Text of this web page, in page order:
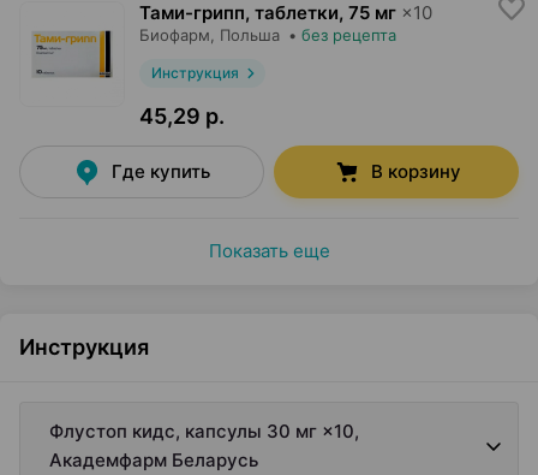
Тами-грипп, таблетки, 75 мг ×10
Биофарм , Польша • без рецепта
Инструкция
45,29 р.
Где купить В корзину
Показать еще
Инструкция
Флустоп кидс, капсулы 30 мг ×10,
Академфарм Беларусь